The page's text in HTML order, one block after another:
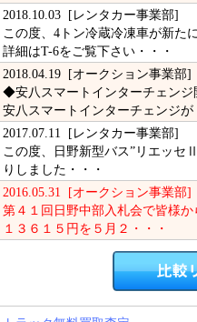
2018.10.03 [レンタカー事業部]
この度、4トン冷蔵冷凍車が新た
詳細はT-6をご覧下さい・・・
2018.04.19 [オークション事業部]
◆安八スマートインターチェン
安八スマートインターチェンジが
2017.07.11 [レンタカー事業部]
この度、日野新型バス”リエッセ
りしました・・・
2016.05.31 [オークション事業部]
第４１回日野中部入札会で皆様
１３６１５円を５月２・・・